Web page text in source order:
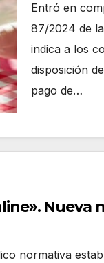
Entró en
87/2024 de
indica a los
disposición
pago de…
Nueva
normativa